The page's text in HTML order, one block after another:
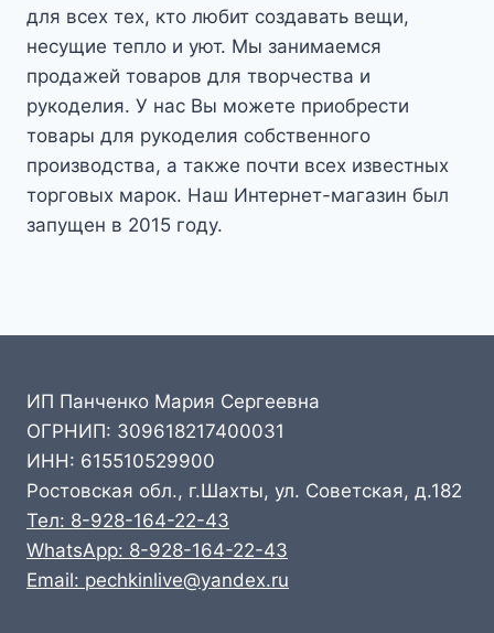
для всех тех, кто любит создавать вещи,
несущие тепло и уют. Мы занимаемся
продажей товаров для творчества и
рукоделия. У нас Вы можете приобрести
товары для рукоделия собственного
производства, а также почти всех известных
торговых марок. Наш Интернет-магазин был
запущен в 2015 году.
ИП Панченко Мария Сергеевна
ОГРНИП: 309618217400031
ИНН: 615510529900
Ростовская обл., г.Шахты, ул. Советская, д.182
Тел: 8-928-164-22-43
WhatsApp: 8-928-164-22-43
Email: pechkinlive@yandex.ru